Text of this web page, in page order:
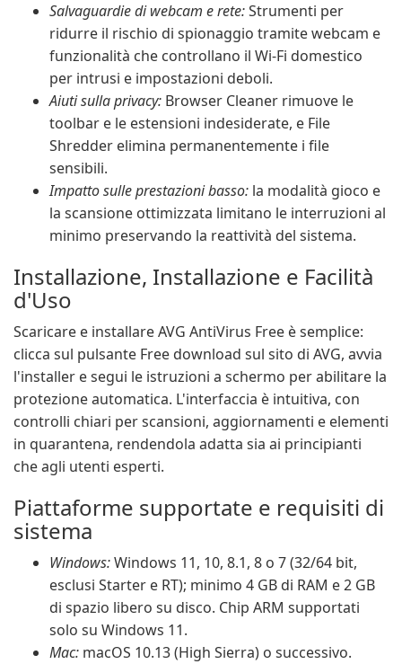
Salvaguardie di webcam e rete:Strumenti per
ridurre il rischio di spionaggio tramite webcam e
funzionalità che controllano il Wi-Fi domestico
per intrusi e impostazioni deboli.
Aiuti sulla privacy: Browser Cleaner rimuove le
toolbar e le estensioni indesiderate, e File
Shredder elimina permanentemente i file
sensibili.
Impatto sulle prestazioni basso: la modalità gioco e
la scansione ottimizzata limitano le interruzioni al
minimo preservando la reattività del sistema.
Installazione, Installazione e Facilità
d'Uso
Scaricare e installare AVG AntiVirus Free è semplice:
clicca sul pulsante Free download sul sito di AVG, avvia
l'installer e segui le istruzioni a schermo per abilitare la
protezione automatica. L'interfaccia è intuitiva, con
controlli chiari per scansioni, aggiornamenti e elementi
in quarantena, rendendola adatta sia ai principianti
che agli utenti esperti.
Piattaforme supportate e requisiti di
sistema
Windows:Windows 11, 10, 8.1, 8 o 7 (32/64 bit,
esclusi Starter e RT); minimo 4 GB di RAM e 2 GB
di spazio libero su disco. Chip ARM supportati
solo su Windows 11.
Mac: macOS 10.13 (High Sierra) o successivo.